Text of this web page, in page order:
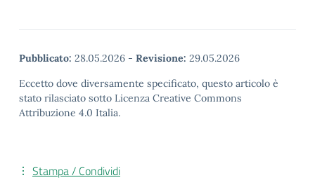
Pubblicato: 28.05.2026 - Revisione: 29.05.2026
Eccetto dove diversamente specificato, questo articolo è
stato rilasciato sotto Licenza Creative Commons
Attribuzione 4.0 Italia.
Stampa / Condividi